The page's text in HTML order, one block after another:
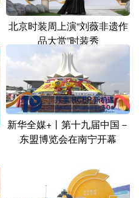
Français عربى
日本語 한국어
北京时装周上演“刘薇非遗作
品大赏”时装秀
新华全媒+丨第十九届中国－
东盟博览会在南宁开幕